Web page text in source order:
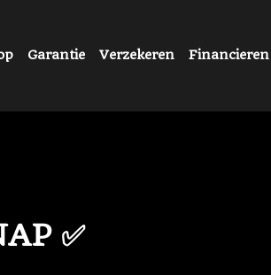
Garantie Verzekeren Financieren
✅